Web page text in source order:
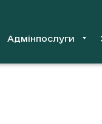
Адмінпослуги